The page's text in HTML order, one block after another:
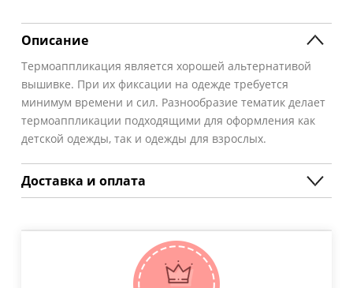
Описание
Термоаппликация является хорошей альтернативой
вышивке. При их фиксации на одежде требуется
минимум времени и сил. Разнообразие тематик делает
термоаппликации подходящими для оформления как
детской одежды, так и одежды для взрослых.
Доставка и оплата